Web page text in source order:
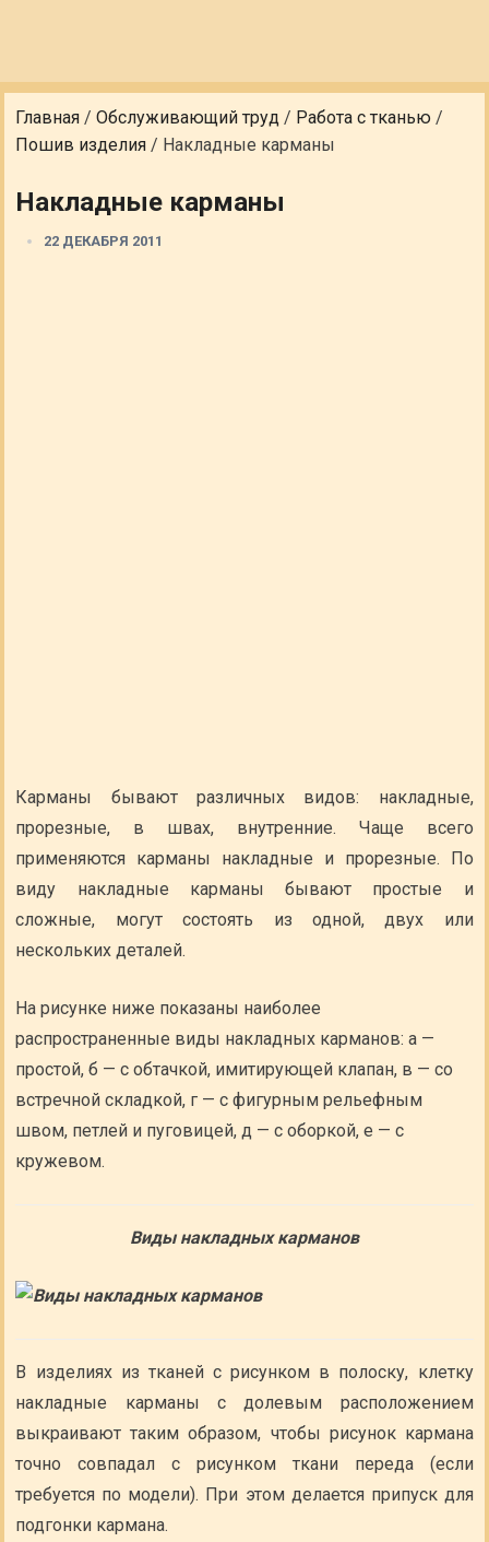
Главная /Обслуживающий труд / Работа с тканью /
Пошив изделия / Накладные карманы
Накладные карманы
22 ДЕКАБРЯ 2011
Карманы бывают различных видов: накладные,
прорезные, в швах, внутренние. Чаще всего
применяются карманы накладные и прорезные. По
виду накладные карманы бывают простые и
сложные, могут состоять из одной, двух или
нескольких деталей.
На рисунке ниже показаны наиболее
распространенные виды накладных карманов: а —
простой, б — с обтачкой, имитирующей клапан, в — со
встречной складкой, г — с фигурным рельефным
швом, петлей и пуговицей, д — с оборкой, е — с
кружевом.
Виды накладных карманов
В изделиях из тканей с рисунком в полоску, клетку
накладные карманы с долевым расположением
выкраивают таким образом, чтобы рисунок кармана
точно совпадал с рисунком ткани переда (если
требуется по модели). При этом делается припуск для
подгонки кармана.